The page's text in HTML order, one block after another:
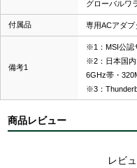
グローバルワ
付属品 専用ACアダプ
備考1
※1：MSI公認
※2：日本国内
6GHz帯・
※3：
商品レビュー
レビ